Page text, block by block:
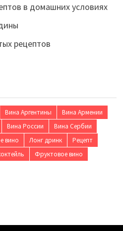
в домашних условиях
рецептов
Вина Аргентины
Вина Армении
Вина России
Вина Сербии
вино Лонг дринк
Рецепт
Фруктовое вино